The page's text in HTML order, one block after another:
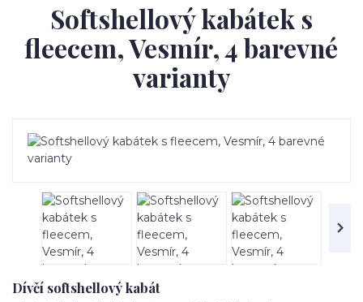
Softshellový kabátek s
fleecem, Vesmír, 4 barevné
varianty
Dívčí softshellový kabát